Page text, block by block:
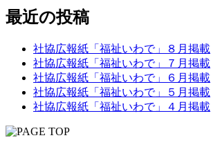
最近の投稿
社協広報紙「福祉いわで」８月掲載
社協広報紙「福祉いわで」７月掲載
社協広報紙「福祉いわで」６月掲載
社協広報紙「福祉いわで」５月掲載
社協広報紙「福祉いわで」４月掲載